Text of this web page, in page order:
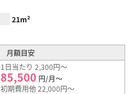
21m²
月額目安
1日当たり 2,300円～
85,500 円/月～
初期費用他 22,000円～